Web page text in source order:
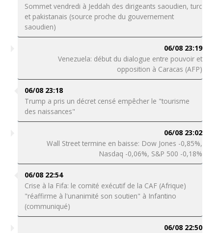
Sommet vendredi à Jeddah des dirigeants saoudien, turc
et pakistanais (source proche du gouvernement
saoudien)
06/08 23:19
Venezuela: début du dialogue entre pouvoir et
opposition à Caracas (AFP)
06/08 23:18
Trump a pris un décret censé empêcher le "tourisme
des naissances"
06/08 23:02
Wall Street termine en baisse: Dow Jones -0,85%,
Nasdaq -0,06%, S&P 500 -0,18%
06/08 22:54
Crise à la Fifa: le comité exécutif de la CAF (Afrique)
"réaffirme à l'unanimité son soutien" à Infantino
(communiqué)
06/08 22:50